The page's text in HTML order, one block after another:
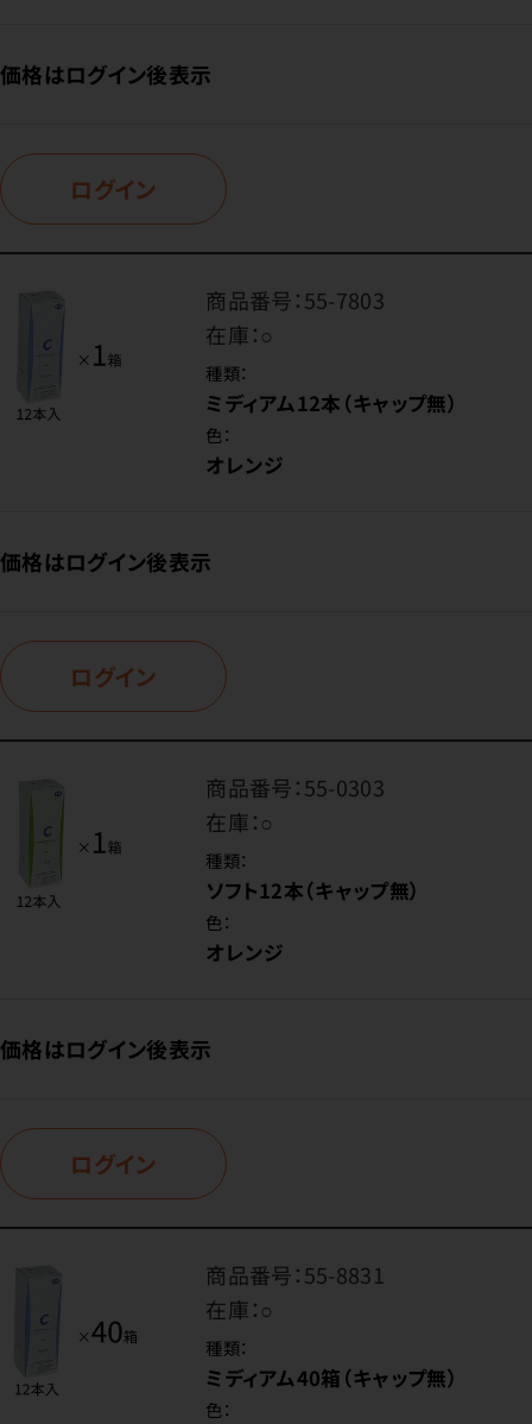
価格はログイン後表示
ログイン
商品番号：55-7803
在庫：○
種類：
ミディアム12本（キャップ無）
色：
オレンジ
価格はログイン後表示
ログイン
商品番号：55-0303
在庫：○
種類：
ソフト12本（キャップ無）
色：
オレンジ
価格はログイン後表示
ログイン
商品番号：55-8831
在庫：○
種類：
ミディアム40箱（キャップ無）
色：